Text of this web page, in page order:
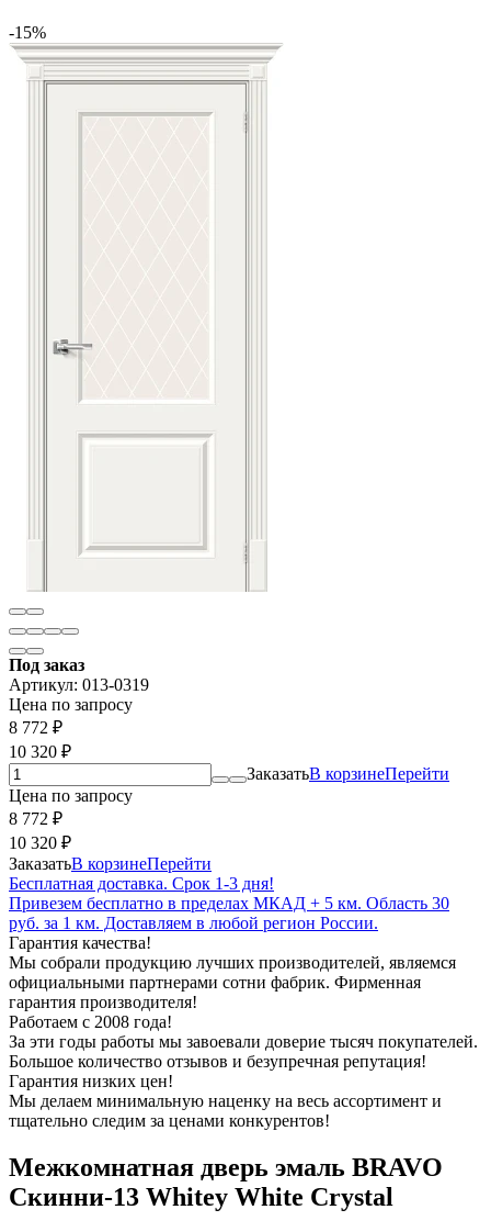
-15%
Под заказ
Артикул: 013-0319
Цена по запросу
8 772 ₽
10 320 ₽
ЗаказатьВ корзинеПерейти
Цена по запросу
8 772 ₽
10 320 ₽
ЗаказатьВ корзинеПерейти
Бесплатная доставка. Срок 1-3 дня!
Привезем бесплатно в пределах МКАД + 5 км. Область 30
руб. за 1 км. Доставляем в любой регион России.
Гарантия качества!
Мы собрали продукцию лучших производителей, являемся
официальными партнерами сотни фабрик. Фирменная
гарантия производителя!
Работаем с 2008 года!
За эти годы работы мы завоевали доверие тысяч покупателей.
Большое количество отзывов и безупречная репутация!
Гарантия низких цен!
Мы делаем минимальную наценку на весь ассортимент и
тщательно следим за ценами конкурентов!
Межкомнатная дверь эмаль BRAVO
Скинни-13 Whitey White Сrystal